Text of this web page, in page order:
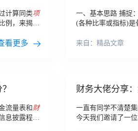
计算同类项
例，来揭示
看更多
里！
一、基本思路 捕捉：
(各种比率或指标)是
来自：精品文章
流量表和财
息披露程度
财务大佬分享
一直有同学不清楚集
今天我们邀请了一